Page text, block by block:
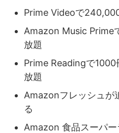
Prime Videoで
Amazon Music Prime
放題
Prime Readingで
放題
Amazonフレッシュが
る
Amazon 食品スーパ